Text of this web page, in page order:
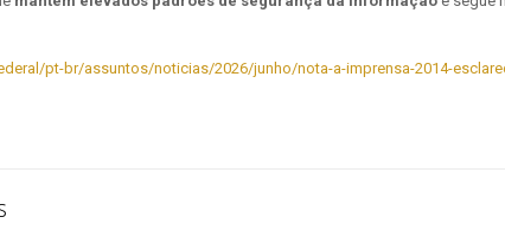
pt-br/assuntos/noticias/2026/junho/nota-a-imprensa-2014-